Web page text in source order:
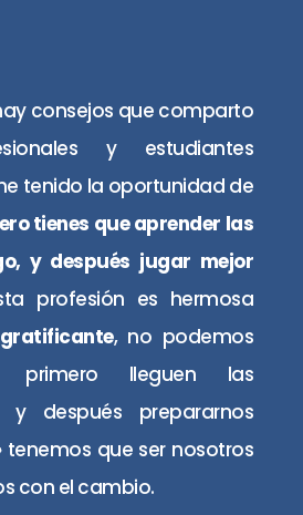
consejos que comparto
y estudiantes
tenido la oportunidad de
tienes que aprender las
y después jugar mejor
profesión es hermosa
, no podemos
primero lleguen las
y después prepararnos
tenemos que ser nosotros
con el cambio.